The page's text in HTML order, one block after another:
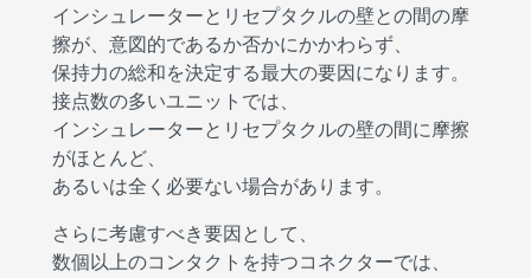
インシュレーターとリセプタクルの壁との間の摩
擦が、意図的であるか否かにかかわらず、
保持力の総和を決定する最大の要因になります。
接点数の多いユニットでは、
インシュレーターとリセプタクルの壁の間に摩擦
がほとんど、
あるいは全く必要ない場合があります。
さらに考慮すべき要因として、
数個以上のコンタクトを持つコネクターでは、